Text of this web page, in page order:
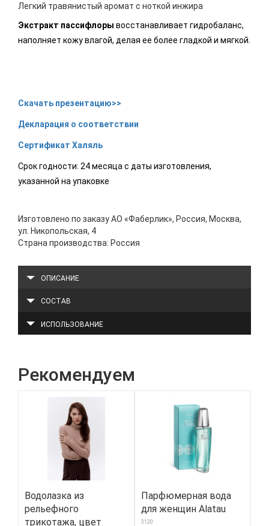
Легкий травянистый аромат с ноткой инжира
Экстракт пассифлоры восстанавливает гидробаланс,
наполняет кожу влагой, делая ее более гладкой и мягкой.
Скачать презентацию>>
Декларация о соответствии
Сертификат Халяль
Срок годности: 24 месяца с даты изготовления,
указанной на упаковке
Изготовлено по заказу АО «Фаберлик», Россия, Москва,
ул. Никопольская, 4
Страна производства: Россия
ОПИСАНИЕ
СОСТАВ
ИСПОЛЬЗОВАНИЕ
Рекомендуем
Водолазка из
рельефного
трикотажа, цвет
Парфюмерная вода
для женщин Alatau
3120